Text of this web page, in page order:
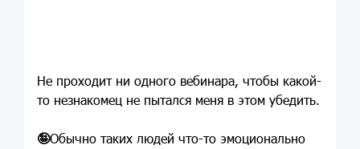
Не проходит ни одного вебинара, чтобы какой-
то незнакомец не пытался меня в этом убедить.
🤪Обычно таких людей что-то эмоционально